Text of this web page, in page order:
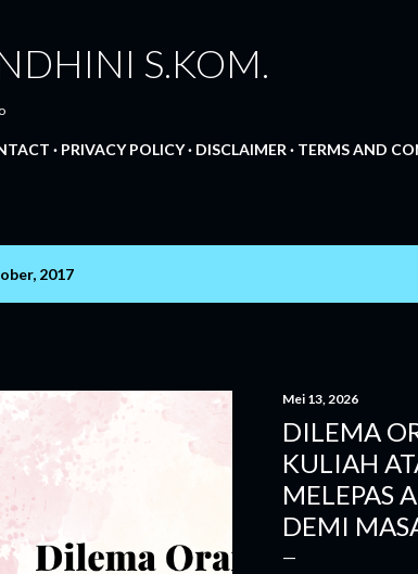
S.KOM.
PRIVACY POLICY DISCLAIMER TERMS AND
2017
Mei 13, 2026
DILEMA
KULIAH
MELEPAS
DEMI